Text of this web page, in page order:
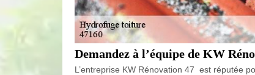
Demandez à l’équipe de KW
L’entreprise KW Rénovation 47 est réputée